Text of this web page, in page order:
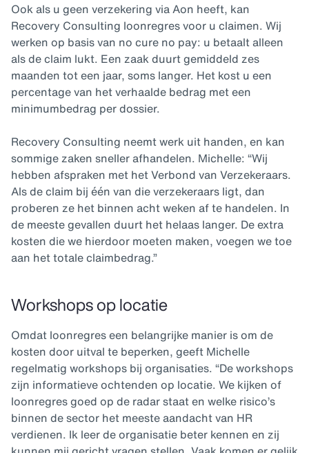
Ook als u geen verzekering via Aon heeft, kan
Recovery Consulting loonregres voor u claimen. Wij
werken op basis van no cure no pay: u betaalt alleen
als de claim lukt. Een zaak duurt gemiddeld zes
maanden tot een jaar, soms langer. Het kost u een
percentage van het verhaalde bedrag met een
minimumbedrag per dossier.
Recovery Consulting neemt werk uit handen, en kan
sommige zaken sneller afhandelen. Michelle: “Wij
hebben afspraken met het Verbond van Verzekeraars.
Als de claim bij één van die verzekeraars ligt, dan
proberen ze het binnen acht weken af te handelen. In
de meeste gevallen duurt het helaas langer. De extra
kosten die we hierdoor moeten maken, voegen we toe
aan het totale claimbedrag.”
Workshops op locatie
Omdat loonregres een belangrijke manier is om de
kosten door uitval te beperken, geeft Michelle
regelmatig workshops bij organisaties. “De workshops
zijn informatieve ochtenden op locatie. We kijken of
loonregres goed op de radar staat en welke risico’s
binnen de sector het meeste aandacht van HR
verdienen. Ik leer de organisatie beter kennen en zij